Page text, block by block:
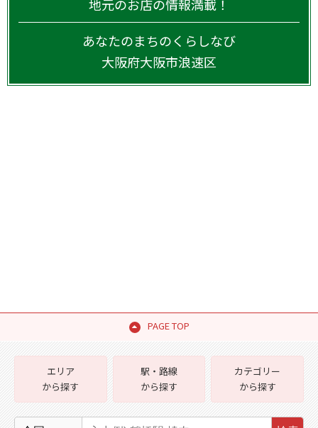
地元のお店の情報満載！
あなたのまちのくらしなび
大阪府大阪市浪速区
PAGE TOP
エリア
から探す
駅・路線
から探す
カテゴリー
から探す